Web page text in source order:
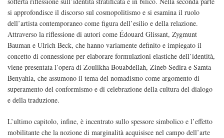
si approfondisce il discorso sul cosmopolitismo e si esamina il ruolo
dell’artista contemporaneo come figura dell’esilio e della relazione.
Attraverso la riflessione di autori come Édouard Glissant, Zygmunt
Bauman e Ulrich Beck, che hanno variamente definito e impiegato il
concetto di connessione per elaborare formulazioni elastiche dell’identità,
viene presentata l’opera di Zoulikha Bouabdellah, Zineb Sedira e Samta
Benyahia, che assumono il tema del nomadismo come argomento di
superamento del conformismo e di celebrazione della cultura del dialogo
e della traduzione.
L’ultimo capitolo, infine, è incentrato sullo spessore simbolico e l’effetto
mobilitante che la nozione di marginalità acquisisce nel campo dell’arte